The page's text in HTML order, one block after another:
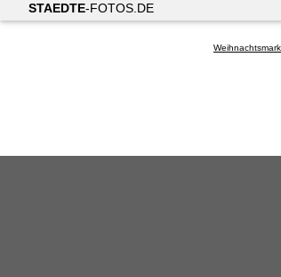
STAEDTE-FOTOS.DE